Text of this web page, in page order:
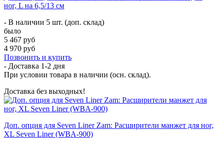
ног, L на 6,5/13 см
- В наличии 5 шт. (доп. склад)
было
5 467 руб
4 970 руб
Позвонить и купить
- Доставка 1-2 дня
При условии товара в наличии (осн. склад).
Доставка без выходных!
Доп. опция для Seven Liner Zam: Расширители манжет для ног,
XL Seven Liner (WBA-900)